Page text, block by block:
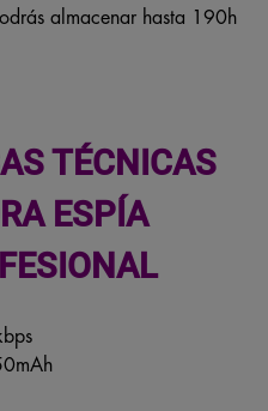
almacenar hasta 190h
TÉCNICAS
ESPÍA